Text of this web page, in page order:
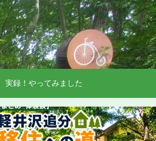
実録！やってみました